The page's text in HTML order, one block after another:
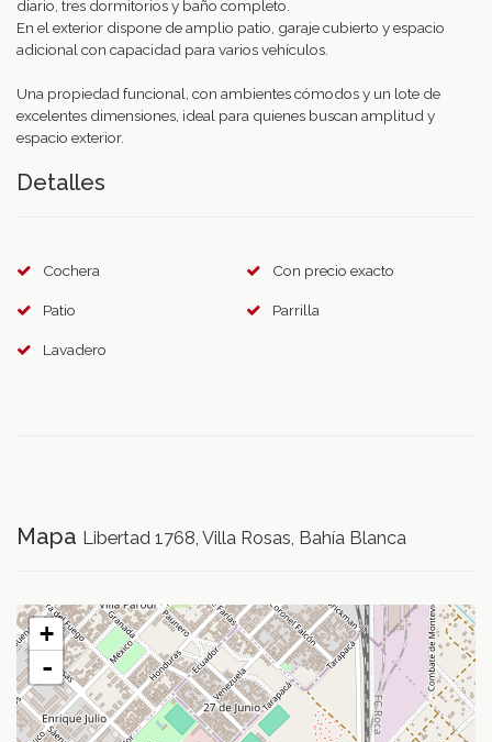
diario, tres dormitorios y baño completo.
En el exterior dispone de amplio patio, garaje cubierto y espacio
adicional con capacidad para varios vehículos.
Una propiedad funcional, con ambientes cómodos y un lote de
excelentes dimensiones, ideal para quienes buscan amplitud y
espacio exterior.
Detalles
Cochera Con precio exacto
Patio Parrilla
Lavadero
Mapa Libertad 1768, Villa Rosas, Bahía Blanca
+
-